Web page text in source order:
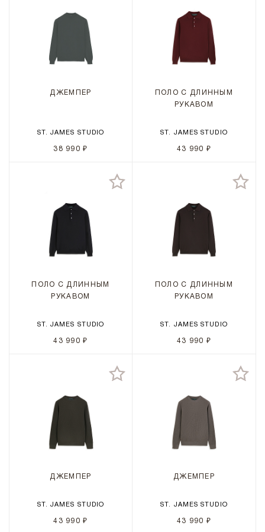
ДЖЕМПЕР
ST. JAMES STUDIO
38 990 ₽
ПОЛО С ДЛИННЫМ
РУКАВОМ
ST. JAMES STUDIO
43 990 ₽
ПОЛО С ДЛИННЫМ
РУКАВОМ
ST. JAMES STUDIO
43 990 ₽
ПОЛО С ДЛИННЫМ
РУКАВОМ
ST. JAMES STUDIO
43 990 ₽
ДЖЕМПЕР
ST. JAMES STUDIO
43 990 ₽
ДЖЕМПЕР
ST. JAMES STUDIO
43 990 ₽